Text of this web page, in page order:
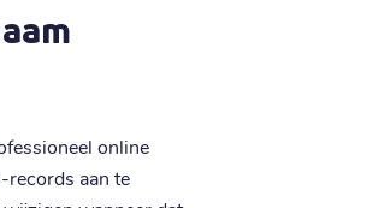
online
records aan te